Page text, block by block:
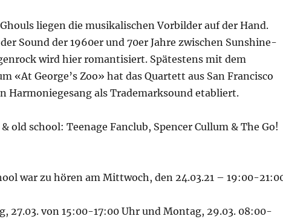
liegen die musikalischen Vorbilder auf der Hand.
Sound der 1960er und 70er Jahre zwischen Sunshine-
wird hier romantisiert. Spätestens mit dem
«At George’s Zoo» hat das Quartett aus San Francisco
Harmoniegesang als Trademarksound etabliert.
old school: Teenage Fanclub, Spencer Cullum & The Go!
war zu hören am Mittwoch, den 24.03.21 – 19:00-
27.03. von 15:00-17:00 Uhr und Montag, 29.03. 08:00-